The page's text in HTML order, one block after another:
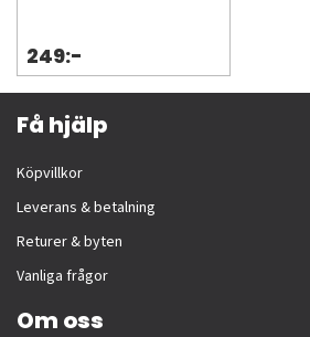
249:-
Få hjälp
Köpvillkor
Leverans & betalning
Returer & byten
Vanliga frågor
Om oss